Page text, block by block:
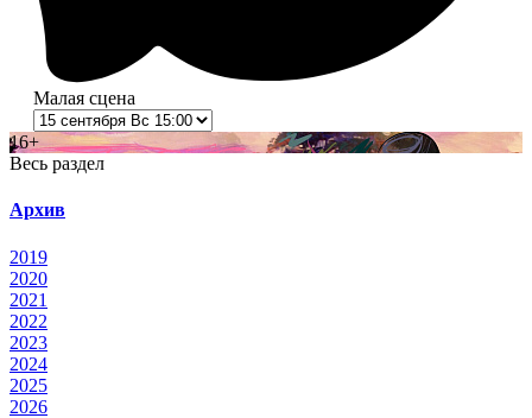
Малая сцена
16+
Весь раздел
Архив
2019
2020
2021
2022
2023
2024
2025
2026